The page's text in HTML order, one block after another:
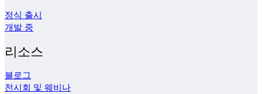
정식 출시
개발 중
리소스
블로그
전시회 및 웨비나